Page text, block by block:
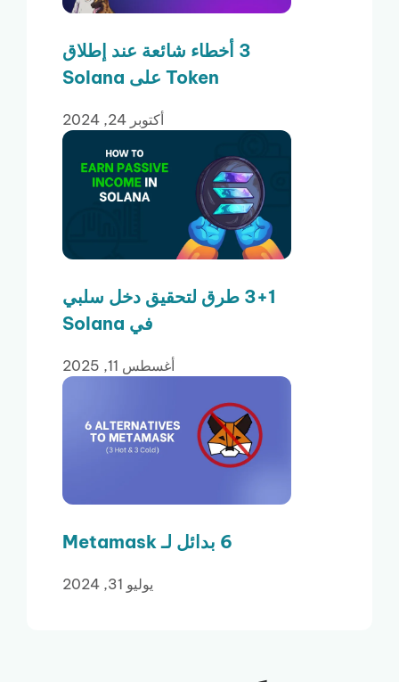
3 أخطاء شائعة عند إطلاق
Token على Solana
أكتوبر 24, 2024
3+1 طرق لتحقيق دخل سلبي
في Solana
أغسطس 11, 2025
6 بدائل لـ Metamask
يوليو 31, 2024